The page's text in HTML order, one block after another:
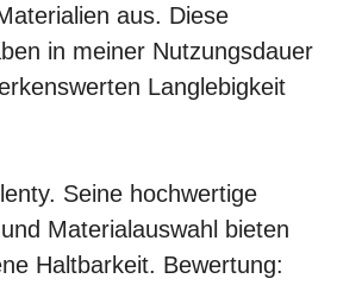
aus. Diese
in meiner Nutzungsdauer
Langlebigkeit
Seine hochwertige
Materialauswahl bieten
Haltbarkeit. Bewertung: